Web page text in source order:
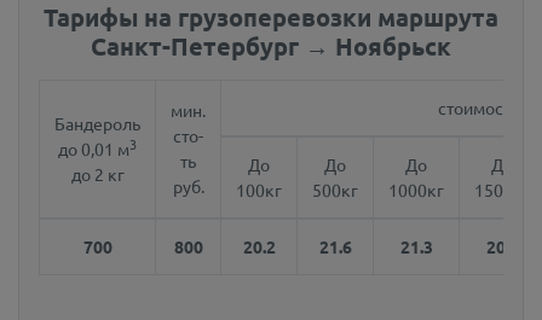
Тарифы на грузоперевозки маршрута
Санкт-Петербург → Ноябрьск
Бандероль
до 0,01 м3
до 2 кг
мин.
сто-
ть
руб.
стоимость
До
100кг
До
500кг
До
1000кг
До
1500кг
700 800 20.2 21.6 21.3 20.8